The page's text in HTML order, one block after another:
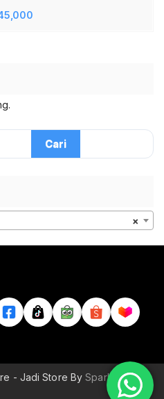
×
- Jadi Store BySparkle Wp